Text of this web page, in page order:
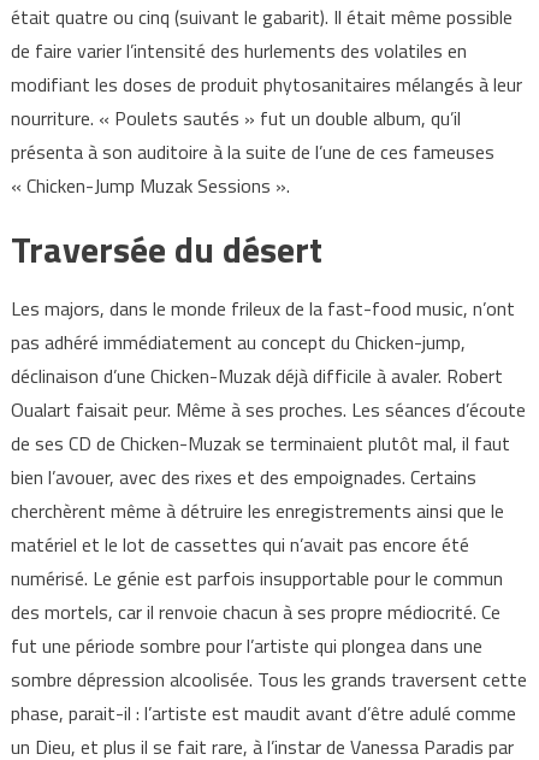
était quatre ou cinq (suivant le gabarit). Il était même possible
de faire varier l’intensité des hurlements des volatiles en
modifiant les doses de produit phytosanitaires mélangés à leur
nourriture. « Poulets sautés » fut un double album, qu’il
présenta à son auditoire à la suite de l’une de ces fameuses
« Chicken-Jump Muzak Sessions ».
Traversée du désert
Les majors, dans le monde frileux de la fast-food music, n’ont
pas adhéré immédiatement au concept du Chicken-jump,
déclinaison d’une Chicken-Muzak déjà difficile à avaler. Robert
Oualart faisait peur. Même à ses proches. Les séances d’écoute
de ses CD de Chicken-Muzak se terminaient plutôt mal, il faut
bien l’avouer, avec des rixes et des empoignades. Certains
cherchèrent même à détruire les enregistrements ainsi que le
matériel et le lot de cassettes qui n’avait pas encore été
numérisé. Le génie est parfois insupportable pour le commun
des mortels, car il renvoie chacun à ses propre médiocrité. Ce
fut une période sombre pour l’artiste qui plongea dans une
sombre dépression alcoolisée. Tous les grands traversent cette
phase, parait-il : l’artiste est maudit avant d’être adulé comme
un Dieu, et plus il se fait rare, à l’instar de Vanessa Paradis par